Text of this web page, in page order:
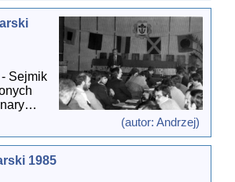
niezrzeszonych,
na Chańczy imprezy
byłaby ujęta w kalendarzu
do kalendarza PZŻ regat
oraz regat windsurfingowych
przez Mewę na Cedzynie.
wyczynowej poprzez
sportowych.
Rozwoju Żeglarstwa i
sponsorów.
Sejmik
PZŻ.
(autor: Andrzej)
1985